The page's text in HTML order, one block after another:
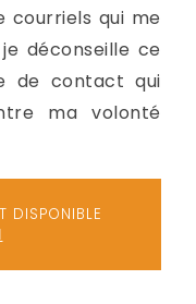
courriels qui me
déconseille ce
de contact qui
ma volonté
DISPONIBLE